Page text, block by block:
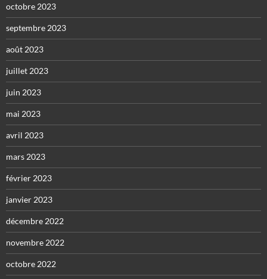
octobre 2023
septembre 2023
août 2023
juillet 2023
juin 2023
mai 2023
avril 2023
mars 2023
février 2023
janvier 2023
décembre 2022
novembre 2022
octobre 2022